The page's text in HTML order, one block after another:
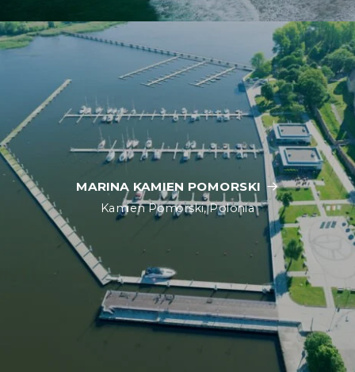
MARINA KAMIEN POMORSKI
Kamien Pomorski, Polonia